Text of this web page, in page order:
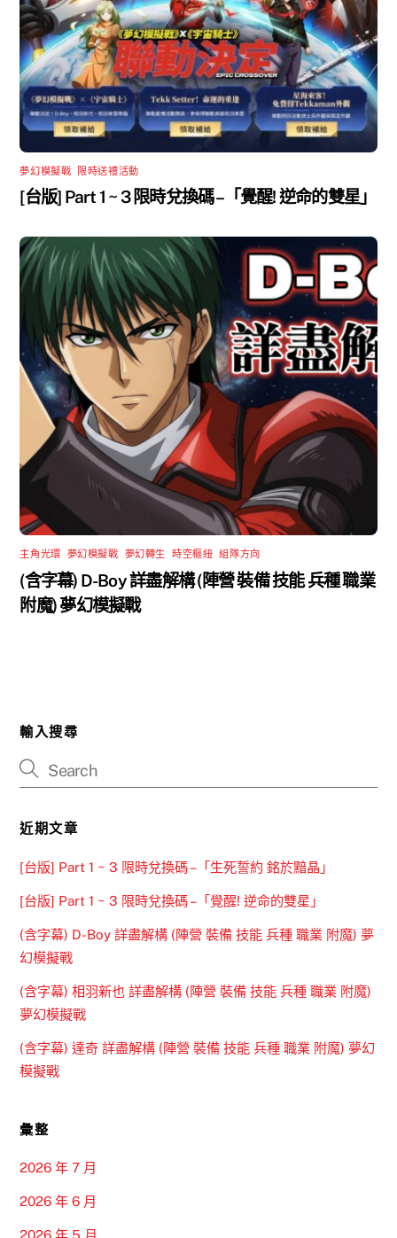
夢幻模擬戰 限時送禮活動
[台版] Part 1 ~ 3 限時兌換碼 –「覺醒! 逆命的雙星」
主角光環 夢幻模擬戰 夢幻轉生 時空樞紐 ,組隊方向
(含字幕) D-Boy 詳盡解構 (陣營 裝備 技能 兵種 職業
附魔) 夢幻模擬戰
輸入搜尋
近期文章
[台版] Part 1 ~ 3 限時兌換碼 –「生死誓約 銘於黯晶」
[台版] Part 1 ~ 3 限時兌換碼 –「覺醒! 逆命的雙星」
(含字幕) D-Boy 詳盡解構 (陣營 裝備 技能 兵種 職業 附魔) 夢
幻模擬戰
(含字幕) 相羽新也 詳盡解構 (陣營 裝備 技能 兵種 職業 附魔)
夢幻模擬戰
(含字幕) 達奇 詳盡解構 (陣營 裝備 技能 兵種 職業 附魔) 夢幻
模擬戰
彙整
2026 年 7 月
2026 年 6 月